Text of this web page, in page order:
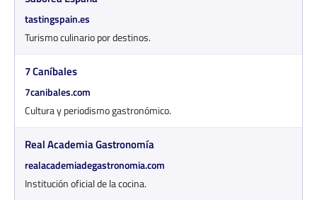
tastingspain.es
Turismo culinario por destinos.
7 Caníbales
7canibales.com
Cultura y periodismo gastronómico.
Real Academia Gastronomía
realacademiadegastronomia.com
Institución oficial de la cocina.